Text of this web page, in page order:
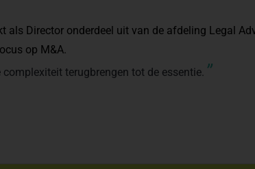
als Director onderdeel uit van de afdeling Legal
op M&A.
terugbrengen tot de essentie. ”